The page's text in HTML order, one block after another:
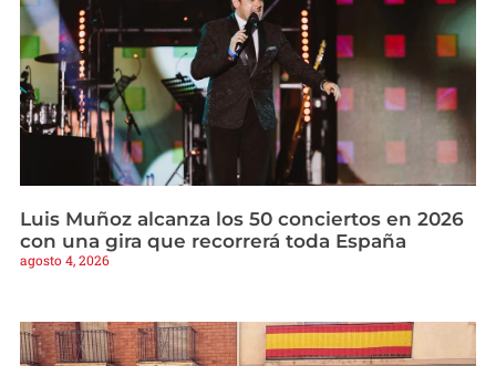
Luis Muñoz alcanza los 50 conciertos en 2026
con una gira que recorrerá toda España
agosto 4, 2026